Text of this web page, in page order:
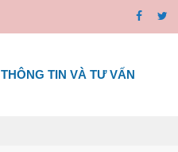
THÔNG TIN VÀ TƯ VẤN